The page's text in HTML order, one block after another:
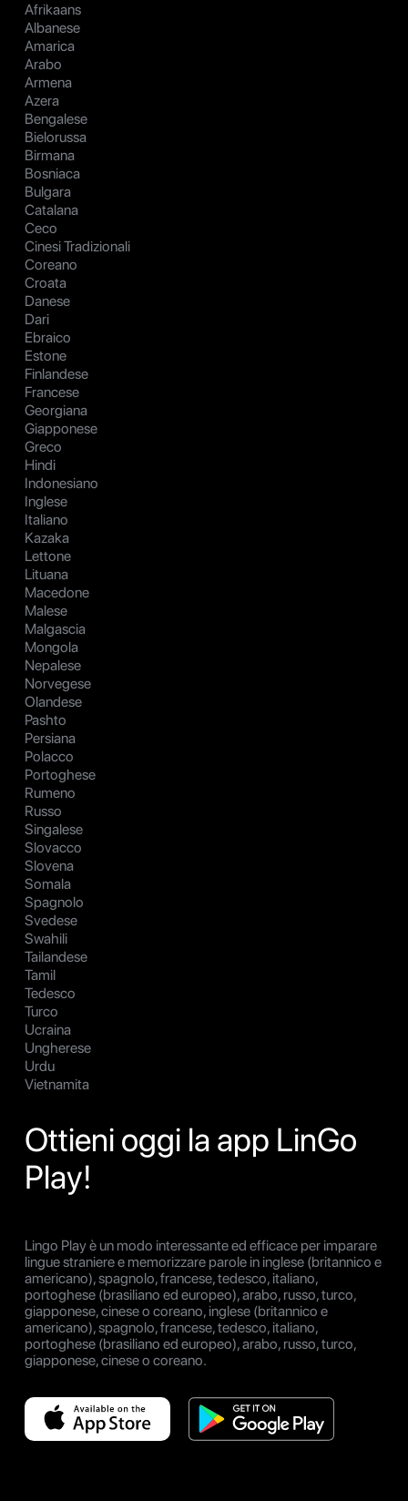
Afrikaans
Albanese
Amarica
Arabo
Armena
Azera
Bengalese
Bielorussa
Birmana
Bosniaca
Bulgara
Catalana
Ceco
Cinesi Tradizionali
Coreano
Croata
Danese
Dari
Ebraico
Estone
Finlandese
Francese
Georgiana
Giapponese
Greco
Hindi
Indonesiano
Inglese
Italiano
Kazaka
Lettone
Lituana
Macedone
Malese
Malgascia
Mongola
Nepalese
Norvegese
Olandese
Pashto
Persiana
Polacco
Portoghese
Rumeno
Russo
Singalese
Slovacco
Slovena
Somala
Spagnolo
Svedese
Swahili
Tailandese
Tamil
Tedesco
Turco
Ucraina
Ungherese
Urdu
Vietnamita
Ottieni oggi la app LinGo
Play!
Lingo Play è un modo interessante ed efficace per imparare
lingue straniere e memorizzare parole in inglese (britannico e
americano), spagnolo, francese, tedesco, italiano,
portoghese (brasiliano ed europeo), arabo, russo, turco,
giapponese, cinese o coreano, inglese (britannico e
americano), spagnolo, francese, tedesco, italiano,
portoghese (brasiliano ed europeo), arabo, russo, turco,
giapponese, cinese o coreano.